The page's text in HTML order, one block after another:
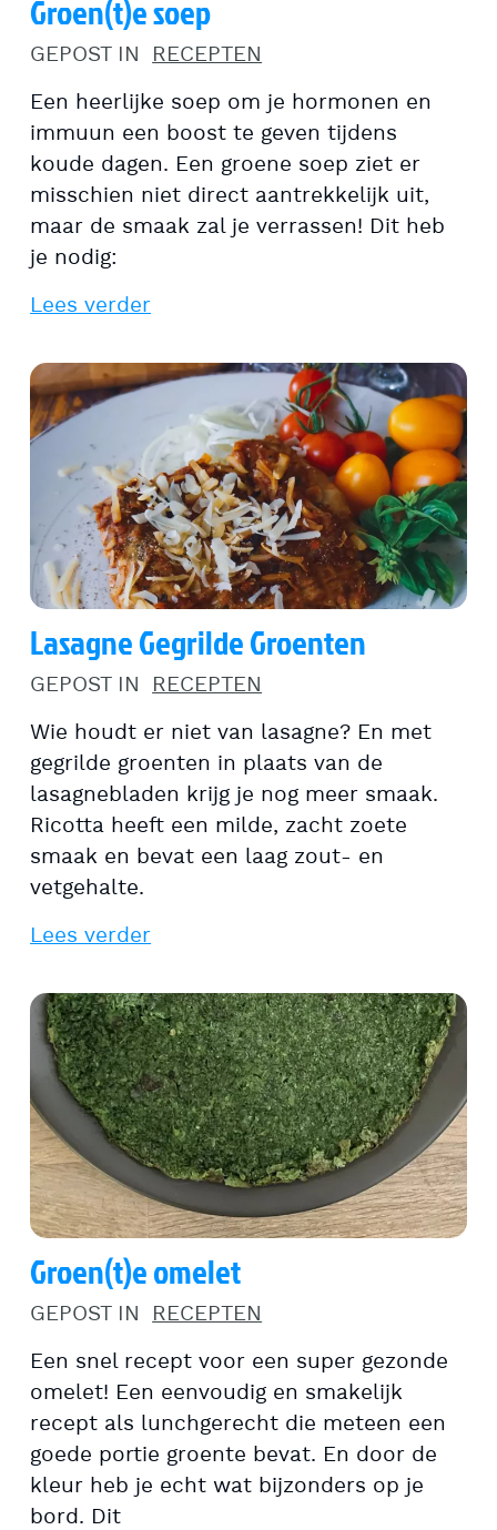
Groen(t)e soep
GEPOST IN RECEPTEN
Een heerlijke soep om je hormonen en
immuun een boost te geven tijdens
koude dagen. Een groene soep ziet er
misschien niet direct aantrekkelijk uit,
maar de smaak zal je verrassen! Dit heb
je nodig:
Lees verder
Lasagne Gegrilde Groenten
GEPOST IN RECEPTEN
Wie houdt er niet van lasagne? En met
gegrilde groenten in plaats van de
lasagnebladen krijg je nog meer smaak.
Ricotta heeft een milde, zacht zoete
smaak en bevat een laag zout- en
vetgehalte.
Lees verder
Groen(t)e omelet
GEPOST IN RECEPTEN
Een snel recept voor een super gezonde
omelet! Een eenvoudig en smakelijk
recept als lunchgerecht die meteen een
goede portie groente bevat. En door de
kleur heb je echt wat bijzonders op je
bord. Dit